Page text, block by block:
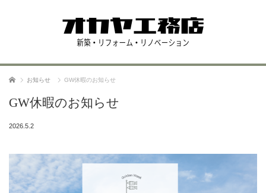
ホーム お知らせ GW休暇のお知らせ
GW休暇のお知らせ
2026.5.2